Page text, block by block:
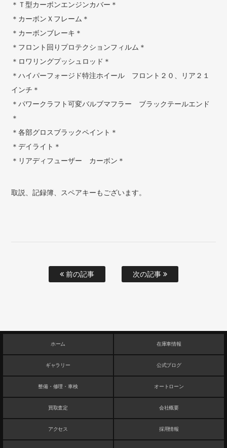
＊Ｔ型カーボンエンジンカバー＊
＊カーボンＸフレーム＊
＊カーボンブレーキ＊
＊フロント回りプロテクションフィルム＊
＊ロワリングプッシュロッド＊
＊ハイパーフォージド特注ホイール フロント２０、リア２１
インチ＊
＊パワークラフト可変バルブマフラー ブラックテールエンド
＊
＊各部グロスブラックペイント＊
＊デイライト＊
＊リアディフューザー カーボン＊
取説、記録簿、スペアキーもございます。
前の記事 次の記事
ホーム 在庫車情報
ギャラリー 公式ブログ
整備・修理・車検 オートローン
買取査定 会社概要
アクセス 採用情報